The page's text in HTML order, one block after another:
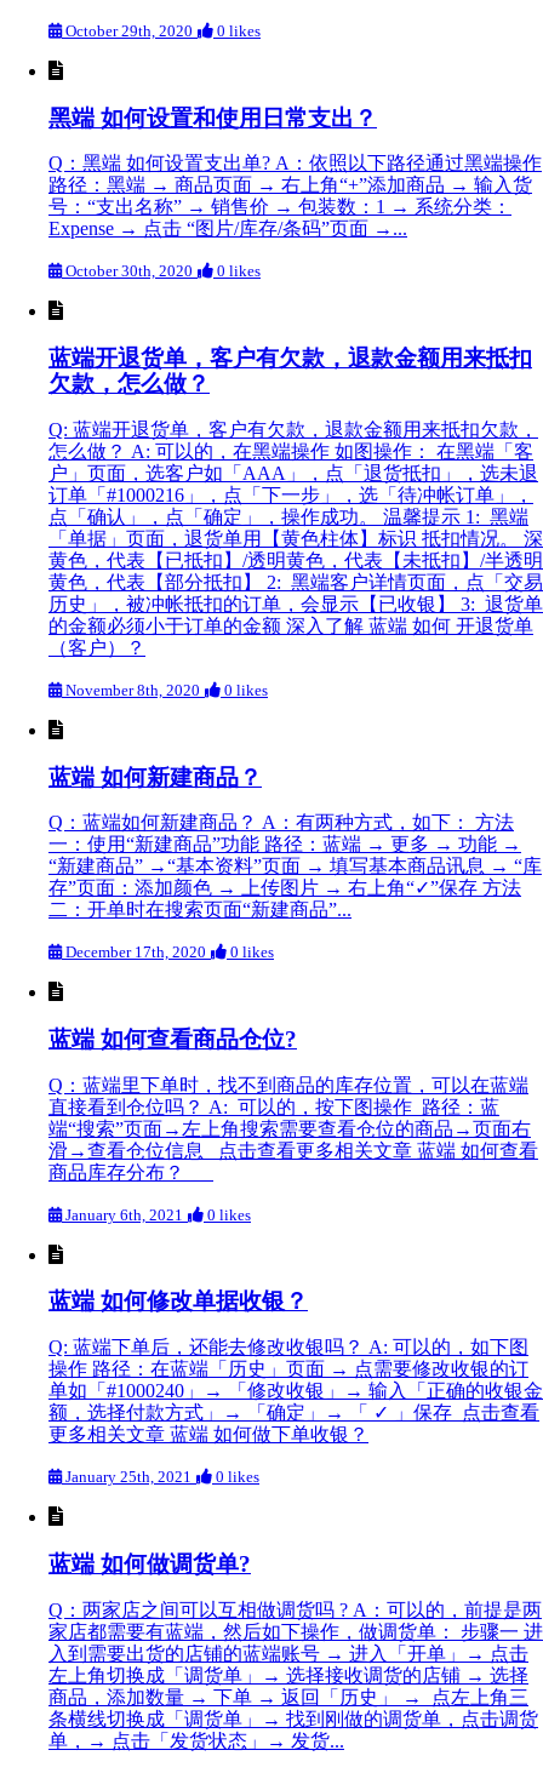
October 29th, 2020 0 likes
黑端 如何设置和使用日常支出？
Q：黑端 如何设置支出单? A：依照以下路径通过黑端操作
路径：黑端 → 商品页面 → 右上角“+”添加商品 → 输入货
号：“支出名称” → 销售价 → 包装数：1 → 系统分类：
Expense → 点击 “图片/库存/条码”页面 →...
October 30th, 2020 0 likes
蓝端开退货单，客户有欠款，退款金额用来抵扣
欠款，怎么做？
Q: 蓝端开退货单，客户有欠款，退款金额用来抵扣欠款，
怎么做？ A: 可以的，在黑端操作 如图操作： 在黑端「客
户」页面，选客户如「AAA」，点「退货抵扣」，选未退
订单「#1000216」，点「下一步」，选「待冲帐订单」，
点「确认」，点「确定」，操作成功。 温馨提示 1: 黑端
「单据」页面，退货单用【黄色柱体】标识 抵扣情况。 深
黄色，代表【已抵扣】/透明黄色，代表【未抵扣】/半透明
黄色，代表【部分抵扣】 2: 黑端客户详情页面，点「交易
历史」，被冲帐抵扣的订单，会显示【已收银】 3: 退货单
的金额必须小于订单的金额 深入了解 蓝端 如何 开退货单
（客户）？
November 8th, 2020 0 likes
蓝端 如何新建商品？
Q：蓝端如何新建商品？ A：有两种方式，如下： 方法
一：使用“新建商品”功能 路径：蓝端 → 更多 → 功能 →
“新建商品” →“基本资料”页面 → 填写基本商品讯息 → “库
存”页面：添加颜色 → 上传图片 → 右上角“✓”保存 方法
二：开单时在搜索页面“新建商品”...
December 17th, 2020 0 likes
蓝端 如何查看商品仓位?
Q：蓝端里下单时，找不到商品的库存位置，可以在蓝端
直接看到仓位吗？ A: 可以的，按下图操作 路径：蓝
端“搜索”页面→左上角搜索需要查看仓位的商品→页面右
滑→查看仓位信息 点击查看更多相关文章 蓝端 如何查看
商品库存分布？
January 6th, 2021 0 likes
蓝端 如何修改单据收银？
Q: 蓝端下单后，还能去修改收银吗？ A: 可以的，如下图
操作 路径：在蓝端「历史」页面 → 点需要修改收银的订
单如「#1000240」→ 「修改收银」→ 输入「正确的收银金
额，选择付款方式」→ 「确定」→ 「 ✓ 」保存 点击查看
更多相关文章 蓝端 如何做下单收银？
January 25th, 2021 0 likes
蓝端 如何做调货单?
Q：两家店之间可以互相做调货吗 ? A：可以的，前提是两
家店都需要有蓝端，然后如下操作，做调货单： 步骤一 进
入到需要出货的店铺的蓝端账号 → 进入「开单」→ 点击
左上角切换成「调货单」→ 选择接收调货的店铺 → 选择
商品，添加数量 → 下单 → 返回「历史」 → 点左上角三
条横线切换成「调货单」→ 找到刚做的调货单，点击调货
单，→ 点击「发货状态」→ 发货...